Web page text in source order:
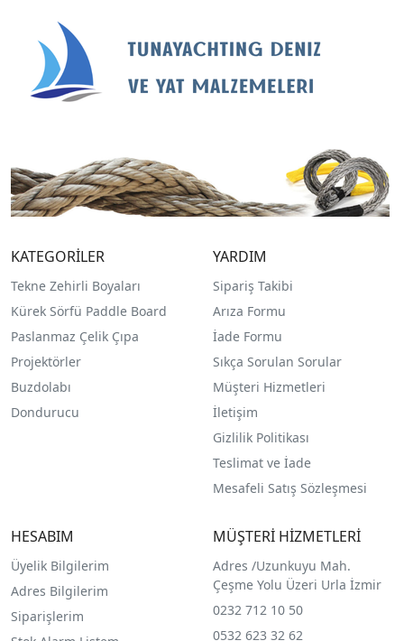
KATEGORİLER
Tekne Zehirli Boyaları
Kürek Sörfü Paddle Board
Paslanmaz Çelik Çıpa
Projektörler
Buzdolabı
Dondurucu
YARDIM
Sipariş Takibi
Arıza Formu
İade Formu
Sıkça Sorulan Sorular
Müşteri Hizmetleri
İletişim
Gizlilik Politikası
Teslimat ve İade
Mesafeli Satış Sözleşmesi
HESABIM
Üyelik Bilgilerim
Adres Bilgilerim
Siparişlerim
MÜŞTERİ HİZMETLERİ
Adres /Uzunkuyu Mah.
Çeşme Yolu Üzeri Urla İzmir
0232 712 10 50
0532 623 32 62